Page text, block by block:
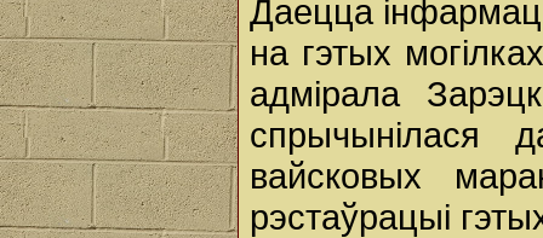
Даецца
на гэтых
адмірала
спрычынілася
вайсковых
рэстаўрацыі